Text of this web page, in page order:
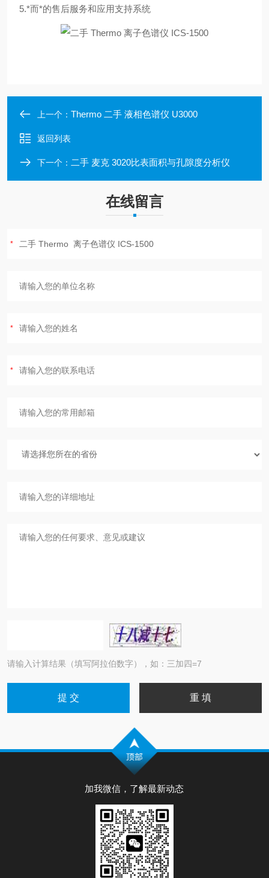
5.*而*的售后服务和应用支持系统
上一个： Thermo 二手 液相色谱仪 U3000
返回列表
下一个： 二手 麦克 3020比表面积与孔隙度分析仪
在线留言
请输入计算结果（填写阿拉伯数字），如：三加四=7
加我微信，了解最新动态